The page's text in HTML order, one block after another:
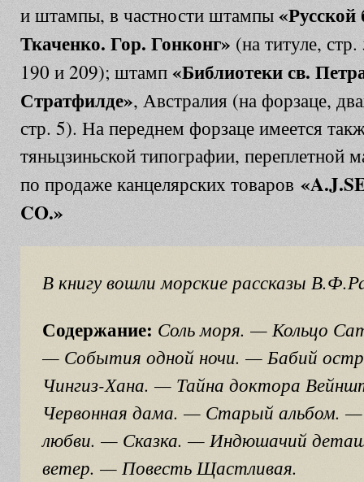
и штампы, в частности штампы«Русской
Ткаченко. Гор. Гонконг» (на титуле,
190 и 209); штамп«Библиотеки св.
Стратфилде», Австралия (на форзаце,
стр. 5). На переднем форзаце имеется
тяньцзиньской типографии, переплетной
по продаже канцелярских товаров
CO.»
В книгу вошли морские рассказы
Содержание: Соль моря. — Кольцо
— События одной ночи. — Бабий
Чингиз-Хана. — Тайна доктора
Червонная дама. — Старый альбом. —
любви. — Сказка. — Индюшачий
ветер. — Повесть Щастливая.